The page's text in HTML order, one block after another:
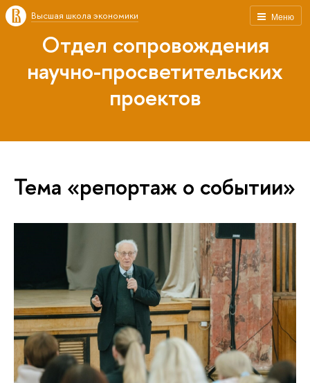
Меню
Высшая школа экономики
Отдел сопровождения
научно-просветительских
проектов
Тема «репортаж о событии»